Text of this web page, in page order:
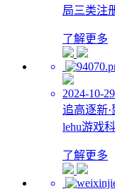
局三类注
了解更多
2024-10-29
追高逐新
lehu游戏
了解更多